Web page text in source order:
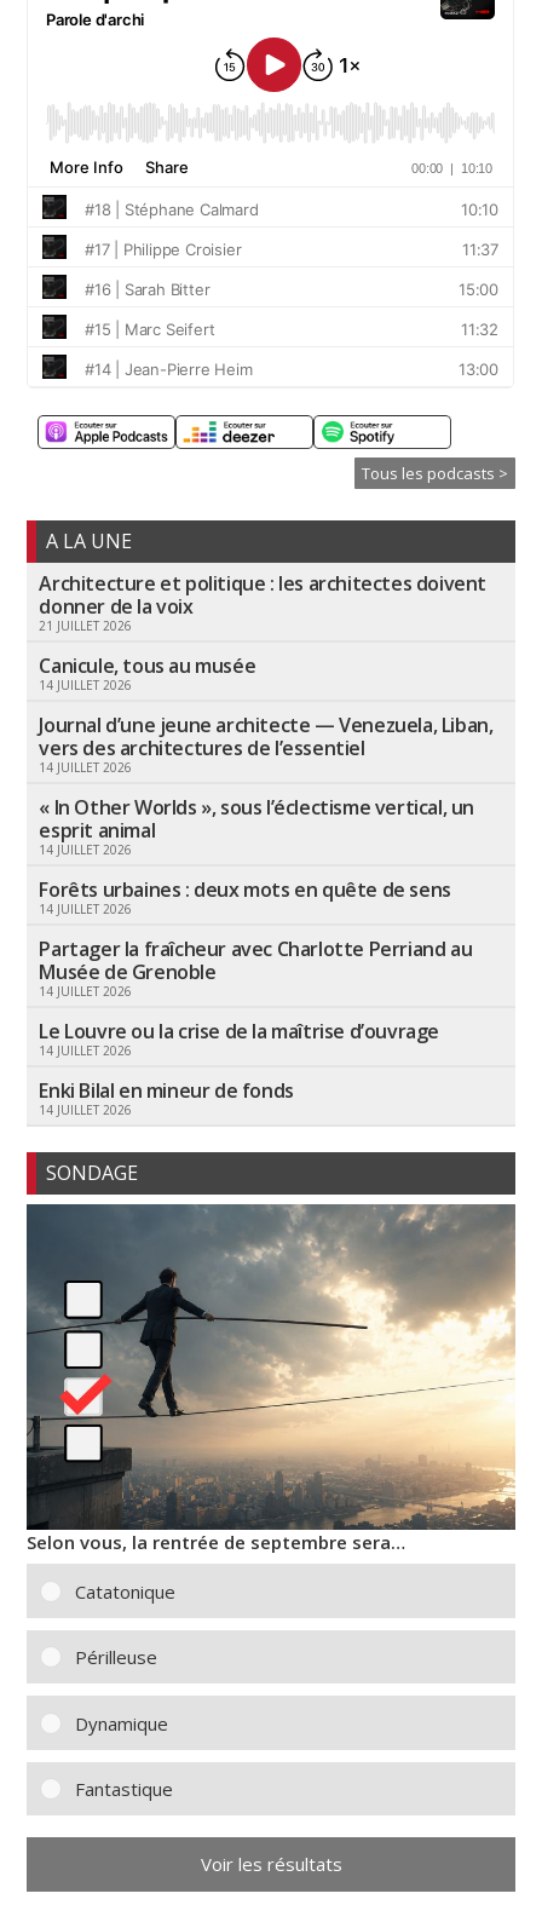
Tous les podcasts >
A LA UNE
Architecture et politique : les architectes doivent
donner de la voix
21 JUILLET 2026
Canicule, tous au musée
14 JUILLET 2026
Journal d’une jeune architecte — Venezuela, Liban,
vers des architectures de l’essentiel
14 JUILLET 2026
« In Other Worlds », sous l’éclectisme vertical, un
esprit animal
14 JUILLET 2026
Forêts urbaines : deux mots en quête de sens
14 JUILLET 2026
Partager la fraîcheur avec Charlotte Perriand au
Musée de Grenoble
14 JUILLET 2026
Le Louvre ou la crise de la maîtrise d’ouvrage
14 JUILLET 2026
Enki Bilal en mineur de fonds
14 JUILLET 2026
SONDAGE
Selon vous, la rentrée de septembre sera…
Catatonique
Périlleuse
Dynamique
Fantastique
Voir les résultats